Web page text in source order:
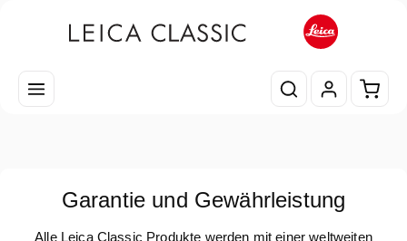
Garantie und Gewährleistung
Alle Leica Classic Produkte werden mit einer weltweiten